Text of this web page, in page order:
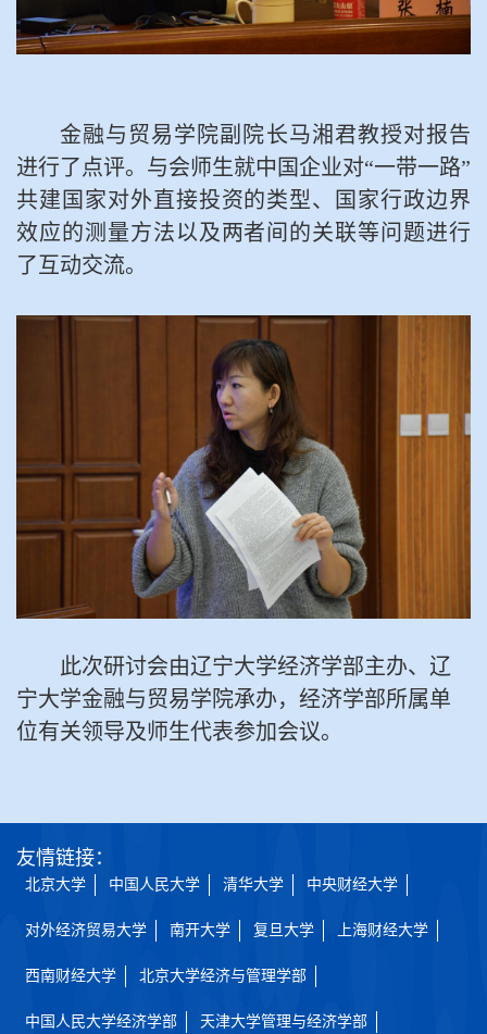
金融与贸易学院副院长马湘君教授对报告
进行了点评。与会师生就中国企业对“一带一路”
共建国家对外直接投资的类型、国家行政边界
效应的测量方法以及两者间的关联等问题进行
了互动交流。
此次研讨会由辽宁大学经济学部主办、辽
宁大学金融与贸易学院承办，经济学部所属单
位有关领导及师生代表参加会议。
友情链接：
北京大学 中国人民大学 清华大学 中央财经大学
对外经济贸易大学 南开大学 复旦大学 上海财经大学
西南财经大学 北京大学经济与管理学部
中国人民大学经济学部 天津大学管理与经济学部